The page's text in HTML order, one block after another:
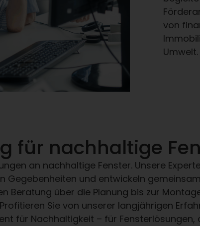
von
Umwelt.
für nachhaltige
an nachhaltige Fenster. Unsere
Gegebenheiten und entwickeln
Beratung über die Planung bis zur
Sie von unserer langjährigen
für Nachhaltigkeit – für Fensterlösungen,